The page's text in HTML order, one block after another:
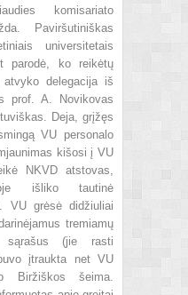
komisariato
Paviršutiniškas
universitetais
parodė, ko reikėtų
delegacija iš
prof. A. Novikovas
Deja, grįžęs
VU personalo
kišosi į VU
NKVD atstovas,
išliko tautinė
VU grėsė didžiuliai
tremiamų
sąrašus (jie rasti
įtraukta net VU
Biržiškos šeima.